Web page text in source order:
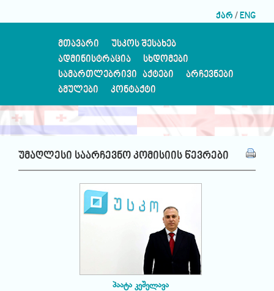
ქარ /ENG
ᲛᲗᲐᲕᲐᲠᲘ
ᲣᲡᲙᲝᲡ ᲨᲔᲡᲐᲮᲔᲑ
ᲐᲓᲛᲘᲜᲘᲡᲢᲠᲐᲪᲘᲐ
ᲡᲮᲓᲝᲛᲔᲑᲘ
ᲡᲐᲛᲐᲠᲗᲚᲔᲑᲠᲘᲕᲘ ᲐᲥᲢᲔᲑᲘ
ᲐᲠᲩᲔᲕᲜᲔᲑᲘ
ᲑᲛᲣᲚᲔᲑᲘ
ᲙᲝᲜᲢᲐᲥᲢᲘ
უმაღლესი საარჩევნო კომისიის წევრები
პაატა კეშელავა